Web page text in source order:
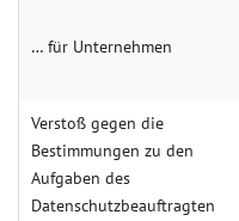
… für Unternehmen
Verstoß gegen die
Bestimmungen zu den
Aufgaben des
Datenschutzbeauftragten